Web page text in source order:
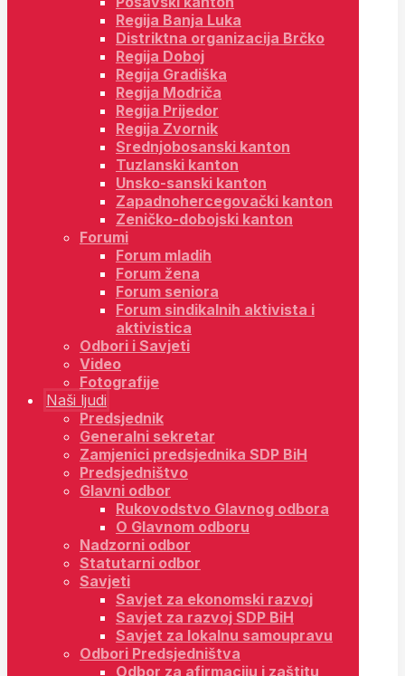
Regija Banja Luka
Distriktna organizacija Brčko
Regija Doboj
Regija Gradiška
Regija Modriča
Regija Prijedor
Regija Zvornik
Srednjobosanski kanton
Tuzlanski kanton
Unsko-sanski kanton
Zapadnohercegovački kanton
Zeničko-dobojski kanton
Forumi
Forum mladih
Forum žena
Forum seniora
Forum sindikalnih aktivista i
aktivistica
Odbori i Savjeti
Video
Fotografije
Naši ljudi
Predsjednik
Generalni sekretar
Zamjenici predsjednika SDP BiH
Predsjedništvo
Glavni odbor
Rukovodstvo Glavnog odbora
O Glavnom odboru
Nadzorni odbor
Statutarni odbor
Savjeti
Savjet za ekonomski razvoj
Savjet za razvoj SDP BiH
Savjet za lokalnu samoupravu
Odbori Predsjedništva
Odbor za afirmaciju i zaštitu